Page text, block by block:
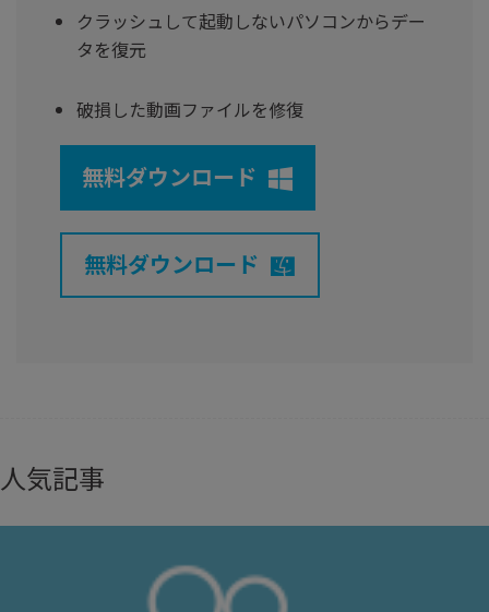
クラッシュして起動しないパソコンからデー
タを復元
破損した動画ファイルを修復
無料ダウンロード
無料ダウンロード
人気記事